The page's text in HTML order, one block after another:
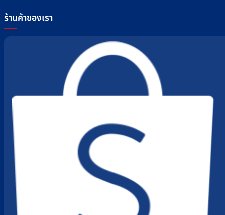
ร้านค้าของเรา